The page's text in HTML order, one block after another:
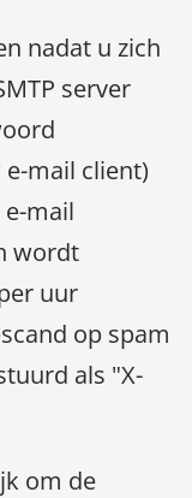
nadat u zich
server
mail client)
mail
wordt
uur
op spam
als "X-
om de